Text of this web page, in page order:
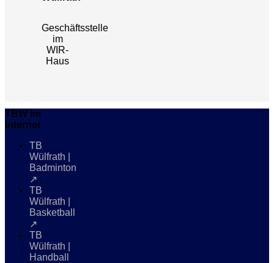
Geschäftsstelle
im
WIR-
Haus
TBW im
Internet
TB
Wülfrath |
Badminton
↗
TB
Wülfrath |
Basketball
↗
TB
Wülfrath |
Handball